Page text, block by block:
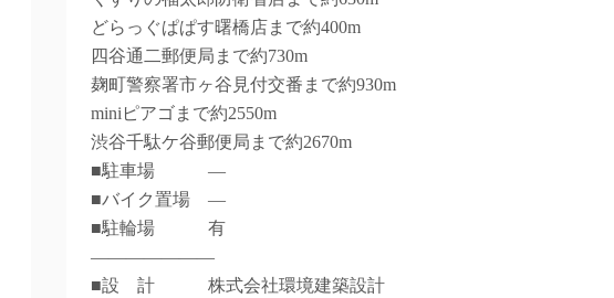
どらっぐぱぱす曙橋店まで約400m
四谷通二郵便局まで約730m
麹町警察署市ヶ谷見付交番まで約930m
miniピアゴまで約2550m
渋谷千駄ケ谷郵便局まで約2670m
■駐車場 ―
■バイク置場 ―
■駐輪場 有
―――――――
■設 計 株式会社環境建築設計